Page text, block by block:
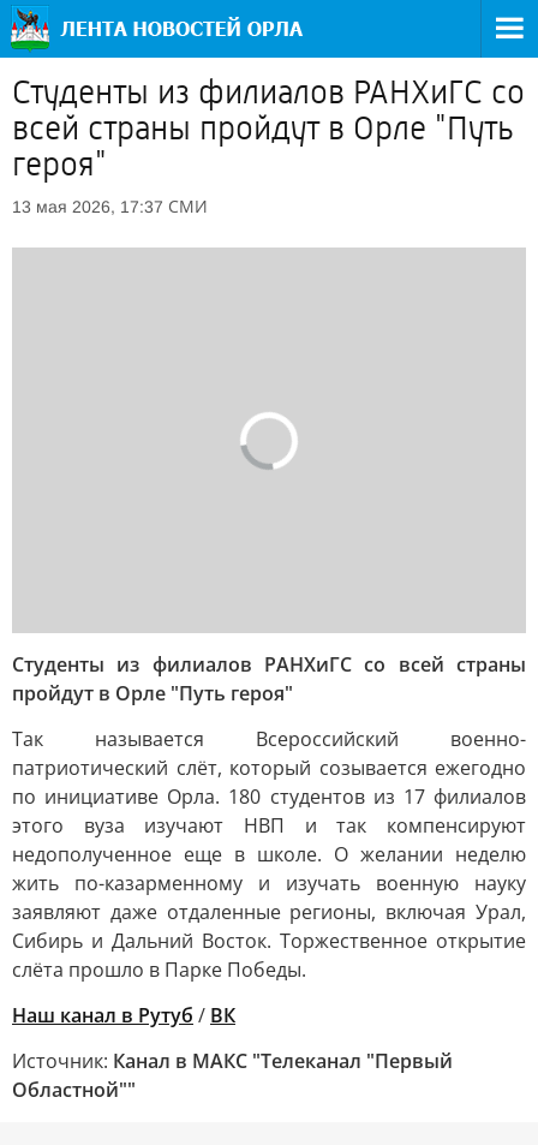
Студенты из филиалов РАНХиГС со
всей страны пройдут в Орле "Путь
героя"
13 мая 2026, 17:37 СМИ
Студенты из филиалов РАНХиГС со всей страны
пройдут в Орле "Путь героя"
Так называется Всероссийский военно-
патриотический слёт, который созывается ежегодно
по инициативе Орла. 180 студентов из 17 филиалов
этого вуза изучают НВП и так компенсируют
недополученное еще в школе. О желании неделю
жить по-казарменному и изучать военную науку
заявляют даже отдаленные регионы, включая Урал,
Сибирь и Дальний Восток. Торжественное открытие
слёта прошло в Парке Победы.
Наш канал в Рутуб / ВК
Источник: Канал в МАКС "Телеканал "Первый
Областной""